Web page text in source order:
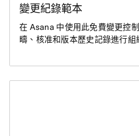
變更紀錄範本
在 Asana 中使用此免費變更控
疇、核准和版本歷史記錄進行組